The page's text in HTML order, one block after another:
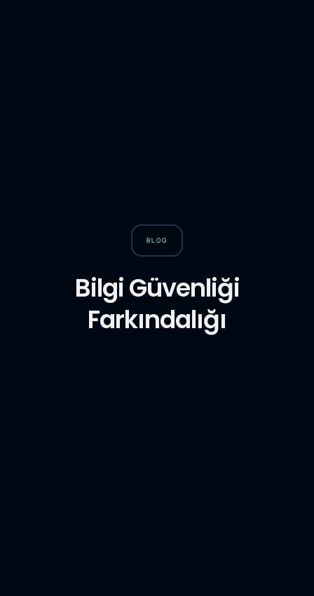
BLOG
Bilgi Güvenliği
Farkındalığı